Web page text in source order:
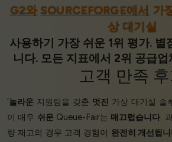
G2와 SOURCEFORGE에서 가
상 대기실
사용하기 가장 쉬운 1위 평가. 별
니다. 모든 지표에서 2위 공급
고객 만족
‘놀라운 지원팀을 갖춘 멋진 가상 대기실 솔
이 매우 쉬운Queue-Fair는 매끄럽습니다.
량 재고의 경우 고객 경험이 완전히 개선됩